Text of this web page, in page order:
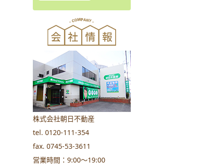
株式会社朝日不動産
tel. 0120-111-354
fax. 0745-53-3611
営業時間：9:00～19:00